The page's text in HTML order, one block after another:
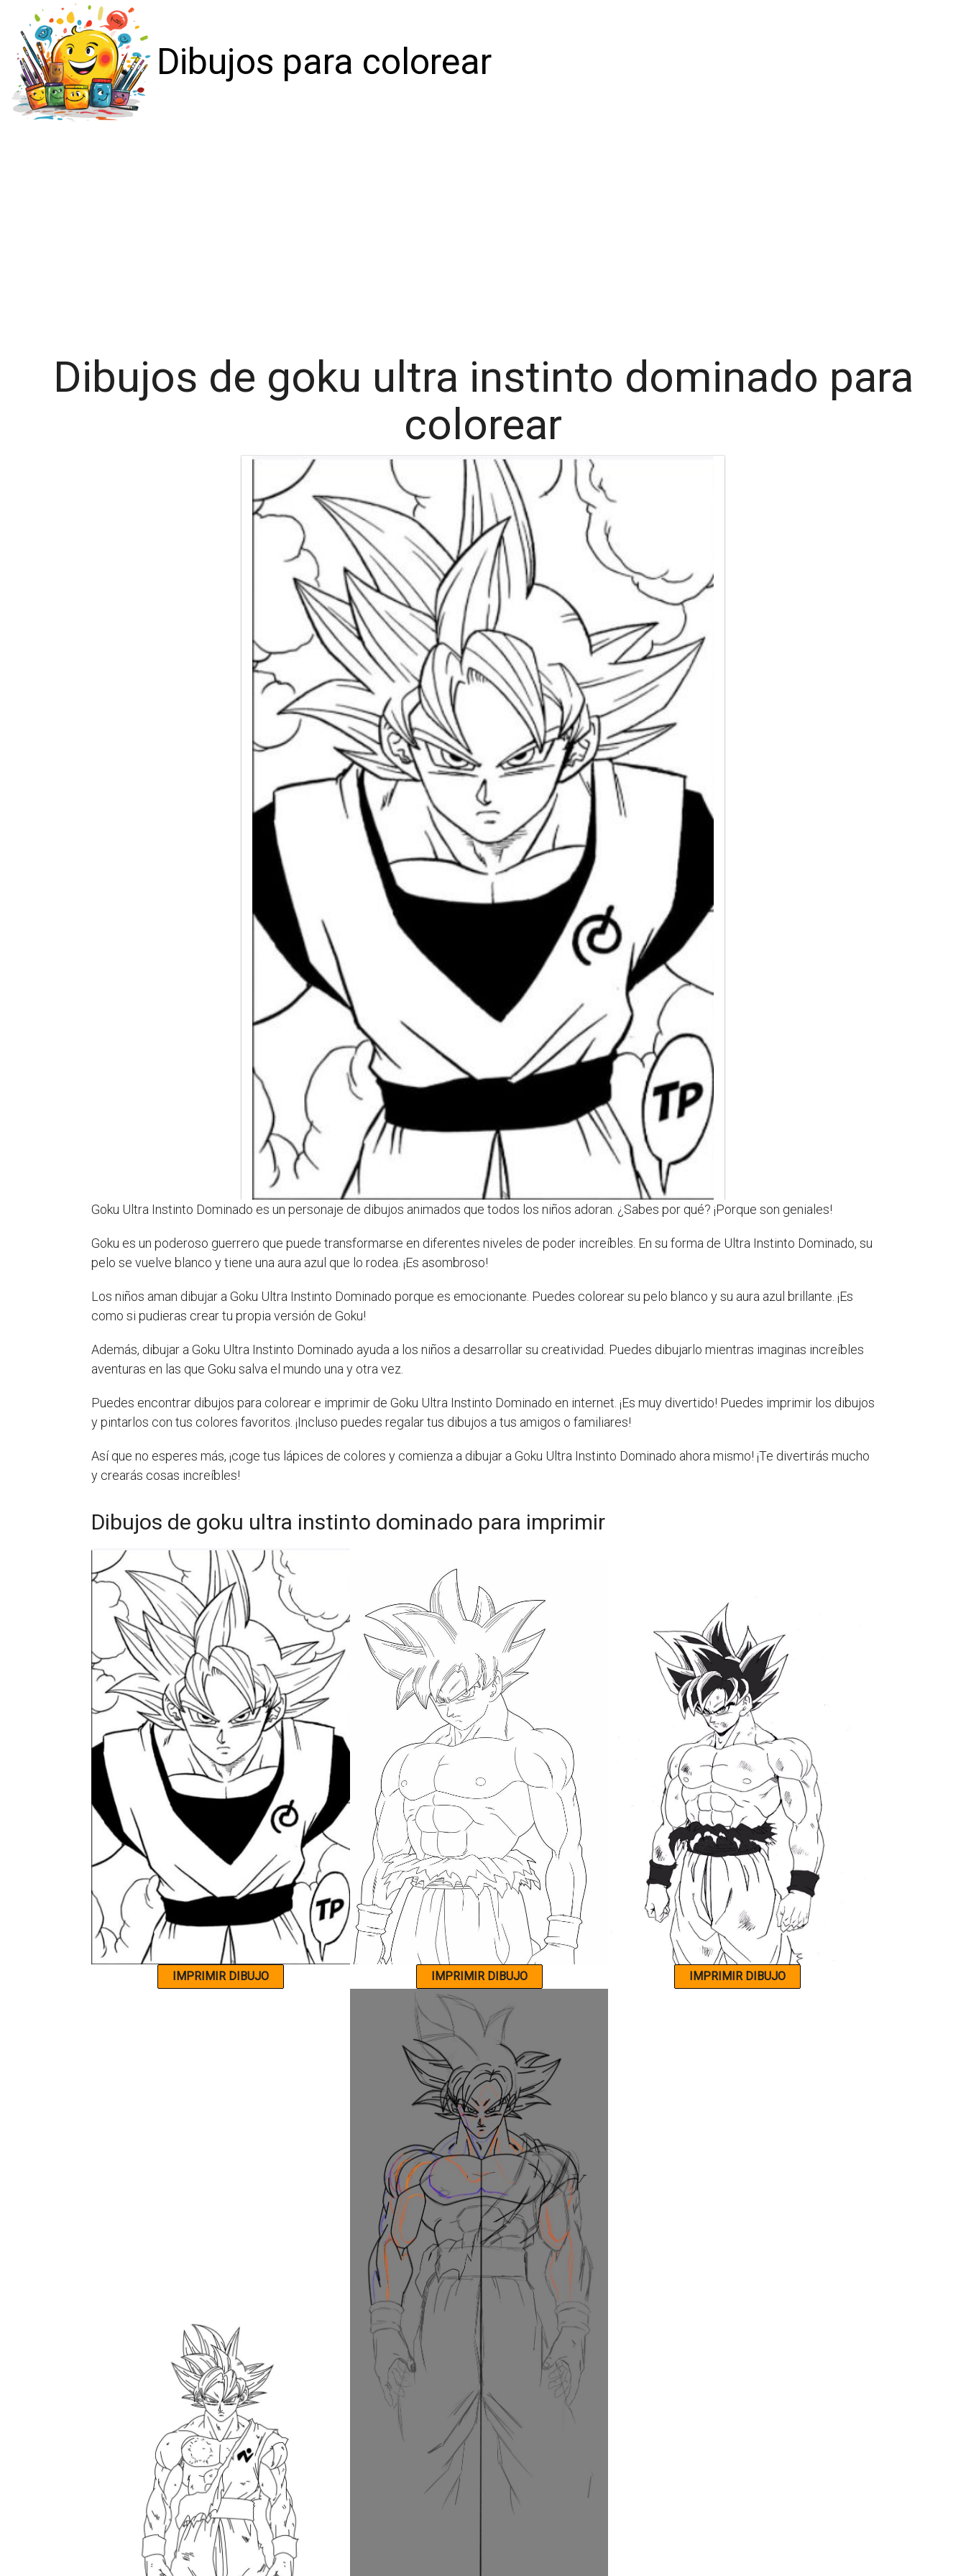
Dibujos para colorear
Dibujos de goku ultra instinto dominado para
colorear
Goku Ultra Instinto Dominado es un personaje de dibujos animados que todos los niños adoran. ¿Sabes por qué? ¡Porque son geniales!
Goku es un poderoso guerrero que puede transformarse en diferentes niveles de poder increíbles. En su forma de Ultra Instinto Dominado, su
pelo se vuelve blanco y tiene una aura azul que lo rodea. ¡Es asombroso!
Los niños aman dibujar a Goku Ultra Instinto Dominado porque es emocionante. Puedes colorear su pelo blanco y su aura azul brillante. ¡Es
como si pudieras crear tu propia versión de Goku!
Además, dibujar a Goku Ultra Instinto Dominado ayuda a los niños a desarrollar su creatividad. Puedes dibujarlo mientras imaginas increíbles
aventuras en las que Goku salva el mundo una y otra vez.
Puedes encontrar dibujos para colorear e imprimir de Goku Ultra Instinto Dominado en internet. ¡Es muy divertido! Puedes imprimir los dibujos
y pintarlos con tus colores favoritos. ¡Incluso puedes regalar tus dibujos a tus amigos o familiares!
Así que no esperes más, ¡coge tus lápices de colores y comienza a dibujar a Goku Ultra Instinto Dominado ahora mismo! ¡Te divertirás mucho
y crearás cosas increíbles!
Dibujos de goku ultra instinto dominado para imprimir